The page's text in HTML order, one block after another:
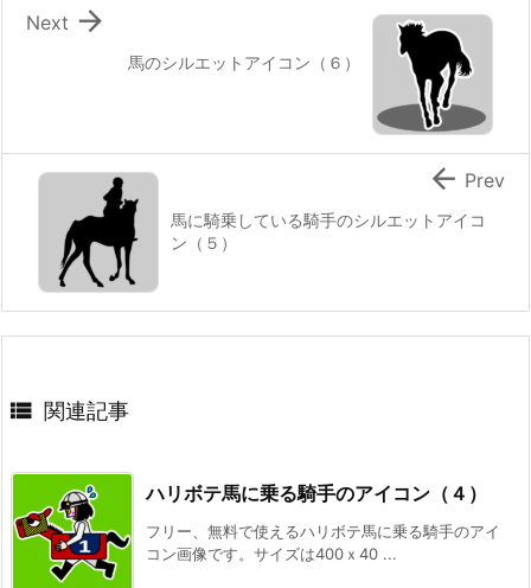
馬のシルエットアイコン（６）

Next
馬に騎乗している騎手のシルエットアイコ
ン（５）
 Prev
 関連記事
ハリボテ馬に乗る騎手のアイコン（４）
フリー、無料で使えるハリボテ馬に乗る騎手のアイ
コン画像です。サイズは400ｘ40 ...